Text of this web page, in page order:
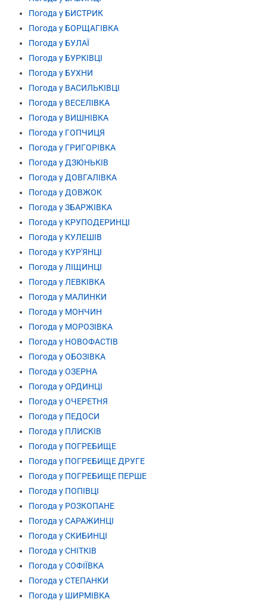
Погода у БИСТРИК
Погода у БОРЩАГІВКА
Погода у БУЛАЇ
Погода у БУРКІВЦІ
Погода у БУХНИ
Погода у ВАСИЛЬКІВЦІ
Погода у ВЕСЕЛІВКА
Погода у ВИШНІВКА
Погода у ГОПЧИЦЯ
Погода у ГРИГОРІВКА
Погода у ДЗЮНЬКІВ
Погода у ДОВГАЛІВКА
Погода у ДОВЖОК
Погода у ЗБАРЖІВКА
Погода у КРУПОДЕРИНЦІ
Погода у КУЛЕШІВ
Погода у КУР'ЯНЦІ
Погода у ЛІЩИНЦІ
Погода у ЛЕВКІВКА
Погода у МАЛИНКИ
Погода у МОНЧИН
Погода у МОРОЗІВКА
Погода у НОВОФАСТІВ
Погода у ОБОЗІВКА
Погода у ОЗЕРНА
Погода у ОРДИНЦІ
Погода у ОЧЕРЕТНЯ
Погода у ПЕДОСИ
Погода у ПЛИСКІВ
Погода у ПОГРЕБИЩЕ
Погода у ПОГРЕБИЩЕ ДРУГЕ
Погода у ПОГРЕБИЩЕ ПЕРШЕ
Погода у ПОПІВЦІ
Погода у РОЗКОПАНЕ
Погода у САРАЖИНЦІ
Погода у СКИБИНЦІ
Погода у СНІТКІВ
Погода у СОФІЇВКА
Погода у СТЕПАНКИ
Погода у ШИРМІВКА